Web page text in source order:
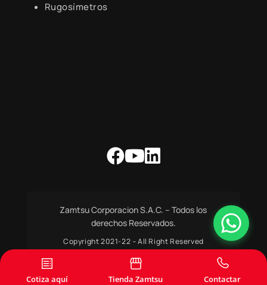
Rugosímetros
Zamtsu Corporacion S.A.C. – Todos los
derechos Reservados.
Copyright 2021-22 – All Right Reserved
Cotiza aquí Tienda Zamtsu Contactar